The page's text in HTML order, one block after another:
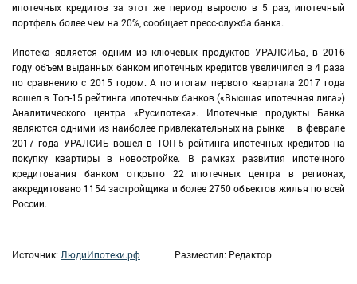
ипотечных кредитов за этот же период выросло в 5 раз, ипотечный
портфель более чем на 20%, сообщает пресс-служба банка.
Ипотека является одним из ключевых продуктов УРАЛСИБа, в 2016
году объем выданных банком ипотечных кредитов увеличился в 4 раза
по сравнению с 2015 годом. А по итогам первого квартала 2017 года
вошел в Топ-15 рейтинга ипотечных банков («Высшая ипотечная лига»)
Аналитического центра «Русипотека». Ипотечные продукты Банка
являются одними из наиболее привлекательных на рынке – в феврале
2017 года УРАЛСИБ вошел в ТОП-5 рейтинга ипотечных кредитов на
покупку квартиры в новостройке. В рамках развития ипотечного
кредитования банком открыто 22 ипотечных центра в регионах,
аккредитовано 1154 застройщика и более 2750 объектов жилья по всей
России.
Источник: ЛюдиИпотеки.рф Разместил: Редактор